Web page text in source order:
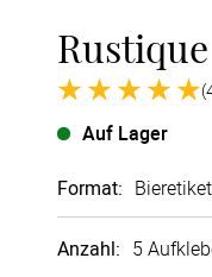
per Post zusenden.
Rustique
Auf Lager
Format:
Anzahl: 5